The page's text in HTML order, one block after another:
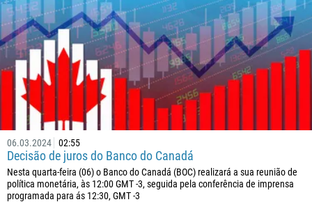
06.03.2024 02:55
Decisão de juros do Banco do Canadá
Nesta quarta-feira (06) o Banco do Canadá (BOC) realizará a sua reunião de
política monetária, às 12:00 GMT -3, seguida pela conferência de imprensa
programada para ás 12:30, GMT -3